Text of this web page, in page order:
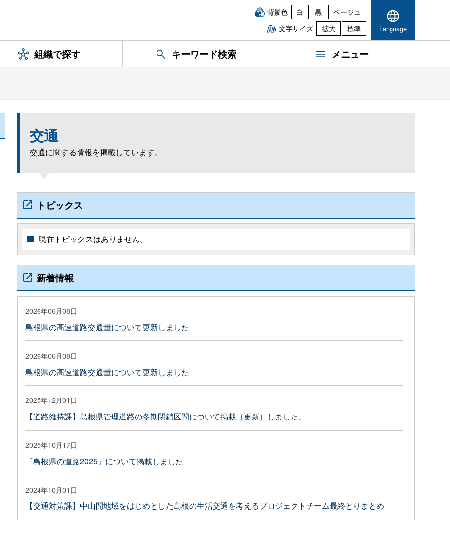
背景色 白 黒
ベージュ
文字サイズ
拡大 標準 Language
組織で探す キーワード検索 メニュー
交通
交通に関する情報を掲載しています。
トピックス
現在トピックスはありません。
新着情報
2026年06月08日
島根県の高速道路交通量について更新しました
2026年06月08日
島根県の高速道路交通量について更新しました
2025年12月01日
【道路維持課】島根県管理道路の冬期閉鎖区間について掲載（更新）しました。
2025年10月17日
「島根県の道路2025」について掲載しました
2024年10月01日
【交通対策課】中山間地域をはじめとした島根の生活交通を考えるプロジェクトチーム最終とりまとめ